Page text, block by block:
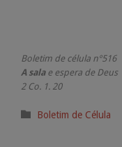
Boletim de célula nº516
A salae espera de Deus
2 Co. 1. 20
 Categoria
Boletim de Célula